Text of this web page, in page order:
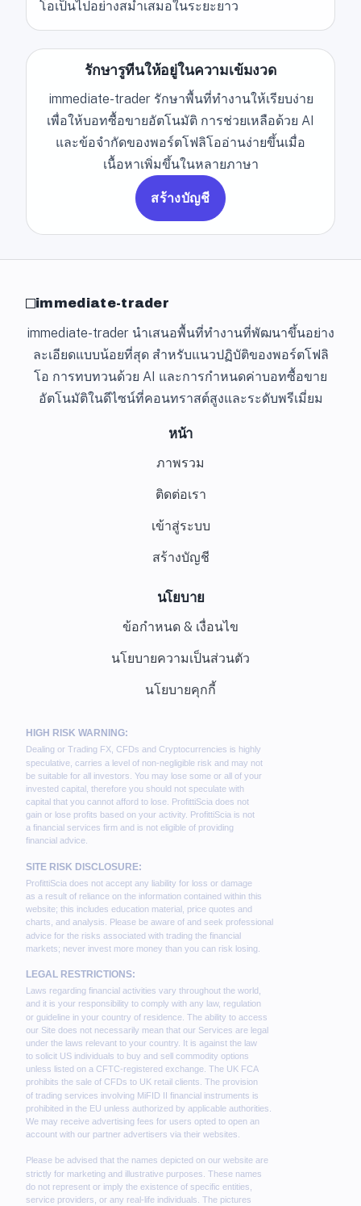
โอเป็นไปอย่างสม่ำเสมอในระยะยาว
รักษารูทีนให้อยู่ในความเข้มงวด
immediate-trader รักษาพื้นที่ทำงานให้เรียบง่าย
เพื่อให้บอทซื้อขายอัตโนมัติ การช่วยเหลือด้วย AI
และข้อจำกัดของพอร์ตโฟลิโออ่านง่ายขึ้นเมื่อ
เนื้อหาเพิ่มขึ้นในหลายภาษา
สร้างบัญชี
immediate-trader
immediate-trader นำเสนอพื้นที่ทำงานที่พัฒนาขึ้นอย่าง
ละเอียดแบบน้อยที่สุด สำหรับแนวปฏิบัติของพอร์ตโฟลิ
โอ การทบทวนด้วย AI และการกำหนดค่าบอทซื้อขาย
อัตโนมัติในดีไซน์ที่คอนทราสต์สูงและระดับพรีเมี่ยม
หน้า
ภาพรวม
ติดต่อเรา
เข้าสู่ระบบ
สร้างบัญชี
นโยบาย
ข้อกำหนด & เงื่อนไข
นโยบายความเป็นส่วนตัว
นโยบายคุกกี้